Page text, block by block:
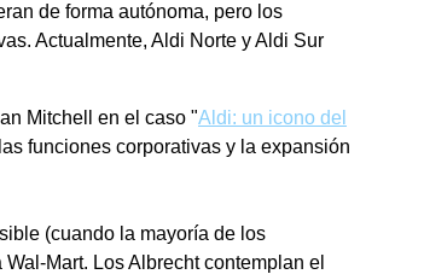
de forma autónoma, pero los
Actualmente, Aldi Norte y Aldi Sur
Mitchell en el caso "Aldi: un icono del
funciones corporativas y la expansión
(cuando la mayoría de los
Mart. Los Albrecht contemplan el